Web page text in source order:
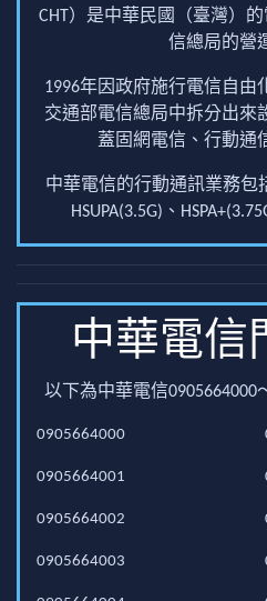
CHT）是中華民國（臺灣）
信總局的營
1996年因政府施行電信自由
交通部電信總局中拆分出來
蓋固網電信、行動通
中華電信的行動通訊業務包括
HSUPA(3.5G)、
中華電信
以下為中華電信0905664000
0905664000
0905664001
0905664002
0905664003